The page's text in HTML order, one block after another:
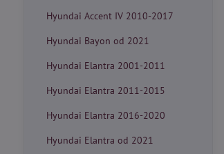
Hyundai Accent IV 2010-2017
Hyundai Bayon od 2021
Hyundai Elantra 2001-2011
Hyundai Elantra 2011-2015
Hyundai Elantra 2016-2020
Hyundai Elantra od 2021